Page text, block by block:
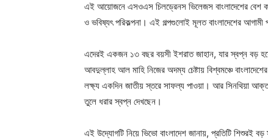
এই আয়োজনে এসওএস চিলড্রেনস ভিলেজস বাংলাদেশের বেশ
ও ভবিষ্যৎ পরিকল্পনা। এই গল্পগুলোই মূলত বাংলাদেশের আগামী
এদেরই একজন ১৩ বছর বয়সী ইশরাত জাহান, যার স্বপ্ন বড়
আবদুল্লাহ আল মাহি নিজের অদম্য চেষ্টায় বিশ্বমঞ্চে
লক্ষ্য একদিন জাতীয় স্তরে সাফল্য পাওয়া। আর সিনথিয়া
তুলে ধরার স্বপ্ন দেখছেন।
এই উদ্যোগটি নিয়ে ভিভো বাংলাদেশ জানায়, প্রতিটি শিশুরই